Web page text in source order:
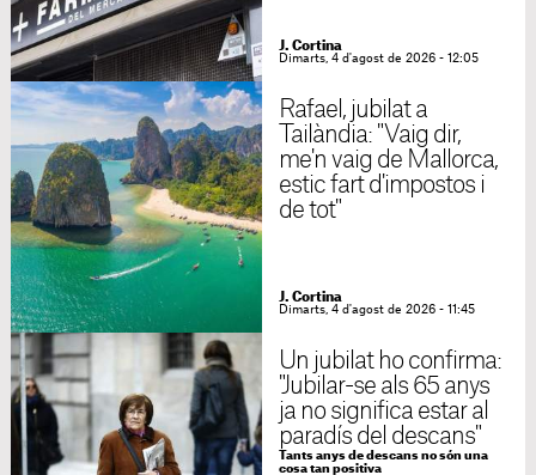
J. Cortina
Dimarts, 4 d'agost de 2026 - 12:05
Rafael, jubilat a
Tailàndia: "Vaig dir,
me'n vaig de Mallorca,
estic fart d'impostos i
de tot"
J. Cortina
Dimarts, 4 d'agost de 2026 - 11:45
Un jubilat ho confirma:
"Jubilar-se als 65 anys
ja no significa estar al
paradís del descans"
Tants anys de descans no són una
cosa tan positiva